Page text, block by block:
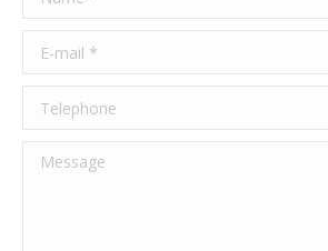
E-mail *
Telephone
Message